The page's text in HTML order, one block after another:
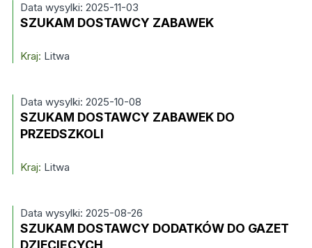
Data wysylki: 2025-11-03
SZUKAM DOSTAWCY ZABAWEK
Kraj: Litwa
Data wysylki: 2025-10-08
SZUKAM DOSTAWCY ZABAWEK DO
PRZEDSZKOLI
Kraj: Litwa
Data wysylki: 2025-08-26
SZUKAM DOSTAWCY DODATKÓW DO GAZET
DZIECIĘCYCH